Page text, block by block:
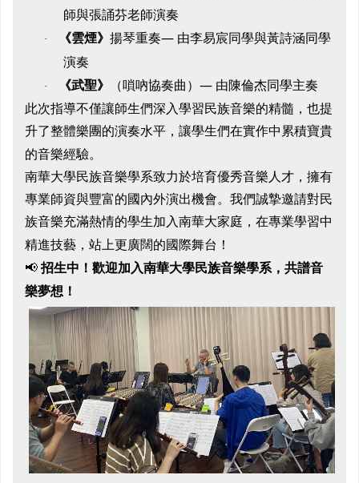
師與張誦芬老師演奏
· 《雲煙》 揚琴重奏— 由李易宸同學與黃詩涵同學
演奏
· 《武聖》 （嗩吶協奏曲） — 由陳倫杰同學主奏
此次指導不僅讓師生們深入學習民族音樂的精髓，也提
升了整體樂團的演奏水平，讓學生們在實作中累積寶貴
的音樂經驗。
南華大學民族音樂學系致力於培育優秀音樂人才，擁有
專業師資與豐富的國內外演出機會。我們誠摯邀請對民
族音樂充滿熱情的學生加入南華大家庭，在專業學習中
精進技藝，站上更廣闊的國際舞台！
📢 招生中！歡迎加入南華大學民族音樂學系，共譜音
樂夢想！